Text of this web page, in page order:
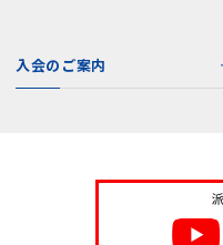
入会のご案内